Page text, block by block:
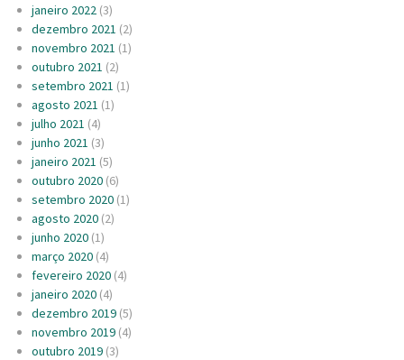
janeiro 2022 (3)
dezembro 2021 (2)
novembro 2021 (1)
outubro 2021 (2)
setembro 2021 (1)
agosto 2021 (1)
julho 2021 (4)
junho 2021 (3)
janeiro 2021 (5)
outubro 2020 (6)
setembro 2020 (1)
agosto 2020 (2)
junho 2020 (1)
março 2020 (4)
fevereiro 2020 (4)
janeiro 2020 (4)
dezembro 2019 (5)
novembro 2019 (4)
outubro 2019 (3)